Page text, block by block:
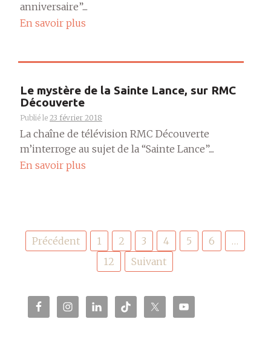
anniversaire”....
En savoir plus
Le mystère de la Sainte Lance, sur RMC
Découverte
Publié le 23 février 2018
La chaîne de télévision RMC Découverte
m’interroge au sujet de la “Sainte Lance”....
En savoir plus
Pagination
desPrécédent 1 2 3 4 5 6
…
12
Suivant